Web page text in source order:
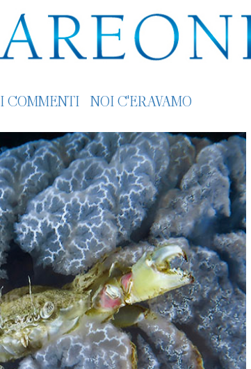
I COMMENTI NOI C'ERAVAMO